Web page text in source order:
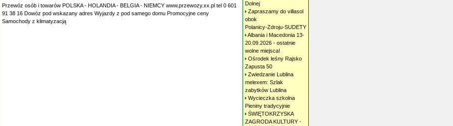
Przewóz osób i towarów POLSKA - HOLANDIA - BELGIA - NIEMCY www.przewozy.xx.pl tel 0 601
91 38 16 Dowóz pod wskazany adres Wyjazdy z pod samego domu Promocyjne ceny
Samochody z klimatyzacją
Dolnej
Zapraszamy do villasol
obok
Polanicy-Zdroju-SUDETY
Albania i Macedonia 13-
20.09.2026 - ostatnie
wolne miejsca!
Ośrodek leśny Rajsko
Zapusta 50
Zwiedzanie Lublina
melexem: Szlak
zabytków Lublina
Wycieczka szkolna
Pieniny tradycyjnie
ŚWIĘTOKRZYSKA
ZAGRODA KULTURY -